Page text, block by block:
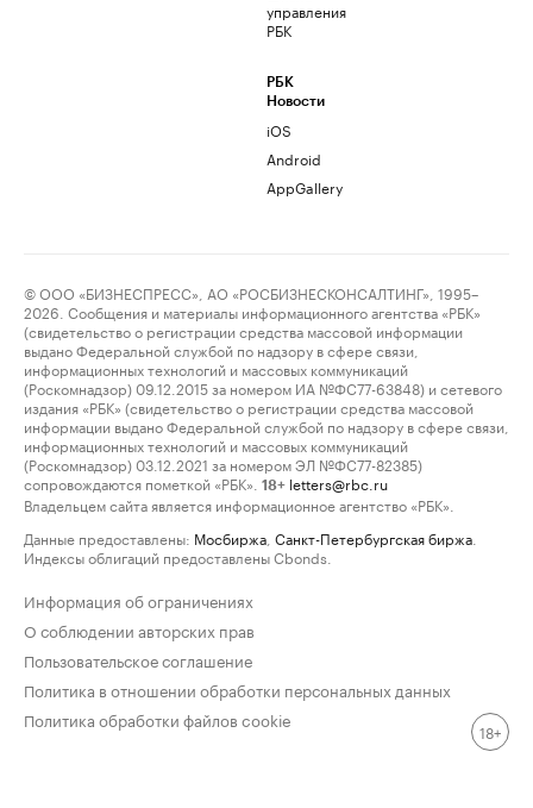
управления
РБК
РБК
Новости
iOS
Android
AppGallery
© ООО «БИЗНЕСПРЕСС», АО «РОСБИЗНЕСКОНСАЛТИНГ», 1995–
2026. Сообщения и материалы информационного агентства «РБК»
(свидетельство о регистрации средства массовой информации
выдано Федеральной службой по надзору в сфере связи,
информационных технологий и массовых коммуникаций
(Роскомнадзор) 09.12.2015 за номером ИА №ФС77-63848) и сетевого
издания «РБК» (свидетельство о регистрации средства массовой
информации выдано Федеральной службой по надзору в сфере связи,
информационных технологий и массовых коммуникаций
(Роскомнадзор) 03.12.2021 за номером ЭЛ №ФС77-82385)
сопровождаются пометкой «РБК».
18+ letters@rbc.ru
Владельцем сайта является информационное агентство «РБК».
Данные предоставлены: Мосбиржа Санкт-Петербургская биржа
Индексы облигаций предоставлены Cbonds.
Информация об ограничениях
О соблюдении авторских прав
Пользовательское соглашение
Политика в отношении обработки персональных данных
Политика обработки файлов cookie
18+